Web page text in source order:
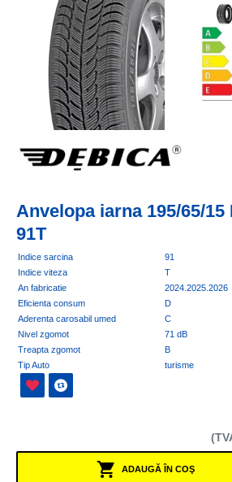
Anvelopa iarna 195/65/
91T
Indice sarcina
91
Indice viteza
T
An fabricatie
2024.2025.2026
Eficienta consum
D
Aderenta carosabil umed
C
Nivel zgomot
71 dB
Treapta zgomot
B
Tip Auto
turisme
ADAUGĂ ÎN COŞ